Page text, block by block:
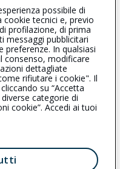
dell’IVASS. Consulta il
Gruppo Generali
possibile di
cookie tecnici e, previo
profilazione, di prima
messaggi pubblicitari
preferenze. In qualsiasi
consenso, modificare
dettagliate
rifiutare i cookie". Il
su “Accetta
categorie di
cookie”. Accedi ai tuoi